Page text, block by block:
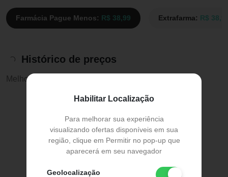
Habilitar Localização
Para melhorar sua experiência
visualizando ofertas disponíveis em sua
região, clique em Permitir no pop-up que
aparecerá em seu navegador
Geolocalização
Farmácia Pague Menos: R$ 38,99 Extrafarma: R$
Histórico de preços
Melhor preço: